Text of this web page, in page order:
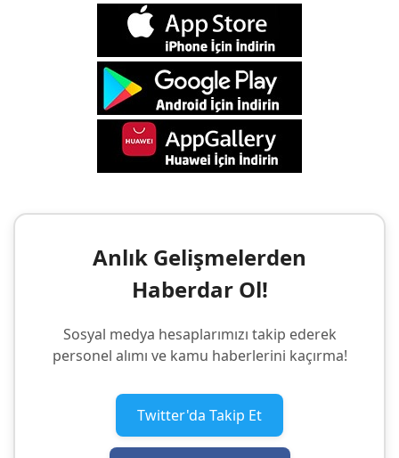
Anlık Gelişmelerden
Haberdar Ol!
Sosyal medya hesaplarımızı takip ederek
personel alımı ve kamu haberlerini kaçırma!
Twitter'da Takip Et